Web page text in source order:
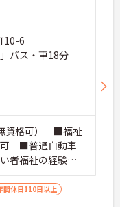
10-6
バス・車18分
資格可） ■福祉
可 ■普通自動車
者福祉の経験は
上の方、障がい
ちの方大歓迎
間休日110日以上